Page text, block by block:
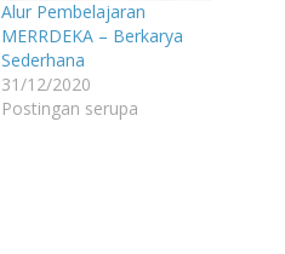
Alur Pembelajaran
MERRDEKA – Berkarya
Sederhana
31/12/2020
Postingan serupa